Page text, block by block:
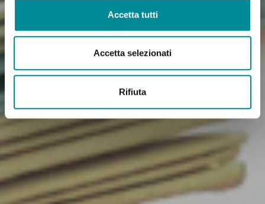
Accetta tutti
Accetta selezionati
Rifiuta